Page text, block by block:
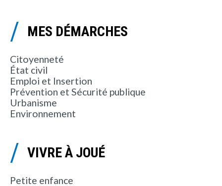
MES DÉMARCHES
Citoyenneté
État civil
Emploi et Insertion
Prévention et Sécurité publique
Urbanisme
Environnement
VIVRE À JOUÉ
Petite enfance